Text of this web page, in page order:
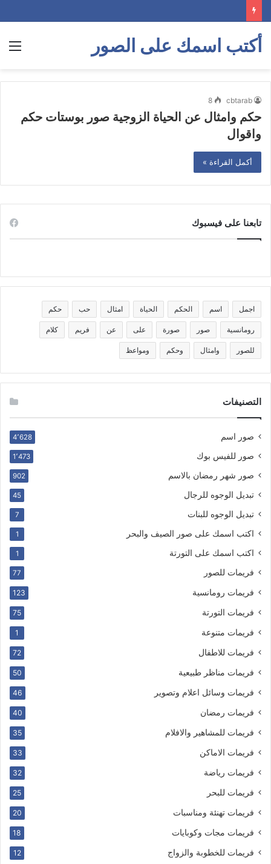
أكتب اسمك على الصور
cbtarab
8
حكم وامثال عن الحياة الزوجية صور بوستات حكم
واقوال
أكمل القراءة »
تابعنا على فيسبوك
اجمل اسم الحكم الحياة امثال حب حكم
رومانسية صور صورة على عن فريم كلام
للصور وامثال وحكم ومواعظ
التصنيفات
صور اسم 4٬628
صور للفيس بوك 1٬473
صور شهر رمضان بالاسم 902
تبديل الوجوه للرجال 45
تبديل الوجوه للبنات 7
اكتب اسمك على صور الصيف والبحر 1
اكتب اسمك على التورتة 1
فريمات للصور 77
فريمات رومانسية 123
فريمات التورتة 75
فريمات متنوعة 1
فريمات للاطفال 72
فريمات مناظر طبيعية 50
فريمات وسائل اعلام وتصوير 46
فريمات رمضان 40
فريمات للمشاهير والافلام 35
فريمات الاماكن 33
فريمات رياضة 32
فريمات للبحر 25
فريمات تهنئة ومناسبات 20
فريمات مجات وكوبايات 18
فريمات للخطوبة والزواج 12